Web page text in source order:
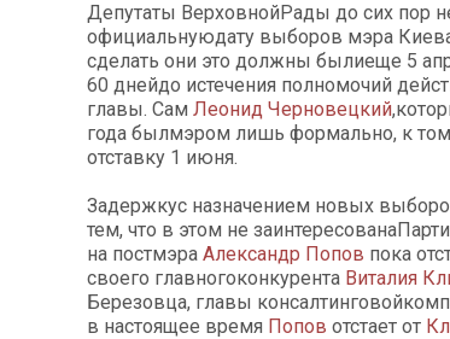
Депутаты ВерховнойРады до сих пор
официальнуюдату выборов мэра
сделать они это должны былиеще 5
60 днейдо истечения полномочий
главы. Сам Леонид Черновецкий
года былмэром лишь формально, к
отставку 1 июня.
Задержкус назначением новых
тем, что в этом не
на постмэра Александр Попов пока
своего главногоконкурента Виталия
Березовца, главы
в настоящее время Попов отстает от